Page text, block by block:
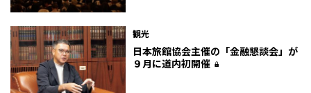
観光
日本旅館協会主催の「金融懇談会」が
９月に道内初開催